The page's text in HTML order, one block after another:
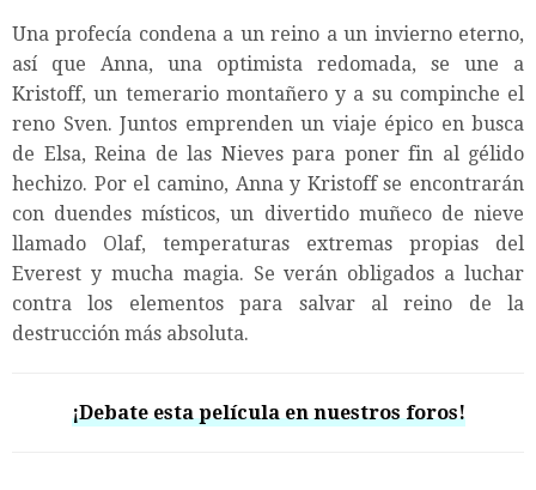
Una profecía condena a un reino a un invierno eterno,
así que Anna, una optimista redomada, se une a
Kristoff, un temerario montañero y a su compinche el
reno Sven. Juntos emprenden un viaje épico en busca
de Elsa, Reina de las Nieves para poner fin al gélido
hechizo. Por el camino, Anna y Kristoff se encontrarán
con duendes místicos, un divertido muñeco de nieve
llamado Olaf, temperaturas extremas propias del
Everest y mucha magia. Se verán obligados a luchar
contra los elementos para salvar al reino de la
destrucción más absoluta.
¡Debate esta película en nuestros foros!